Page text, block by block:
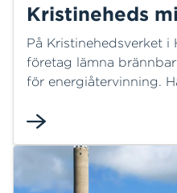
Kristineheds
På Kristinehedsverket
företag lämna
för energiåtervinning.
hittar du viktig